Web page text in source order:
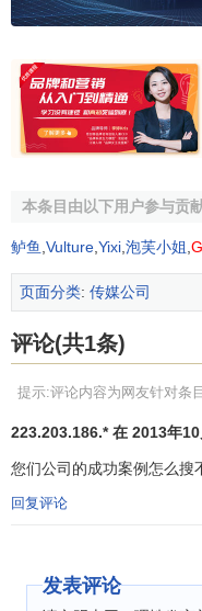
2001年5月,李亦非女
10月,李亦非女士获选《
2005年和2006年,李亦
报》亚洲最有影响力的
与客户、媒体携手并进
本条目由以下用户参与贡
鲈鱼 Vulture Yixi 泡芙小姐
页面分类: 传媒公司
评论(共1条)
提示:评论内容为网友针对条
223.203.186.* 在 2013年
您们公司的成功案例怎么搜
回复评论
发表评论